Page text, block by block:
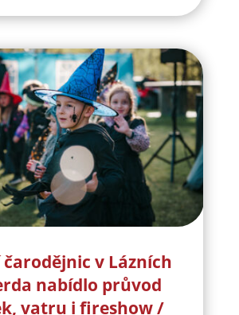
čarodějnic v Lázních
nabídlo průvod
vatru i fireshow /